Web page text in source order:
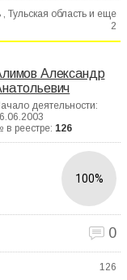
Тульская область и еще
2
Александр
деятельности:
в реестре: 126
100%
0
126